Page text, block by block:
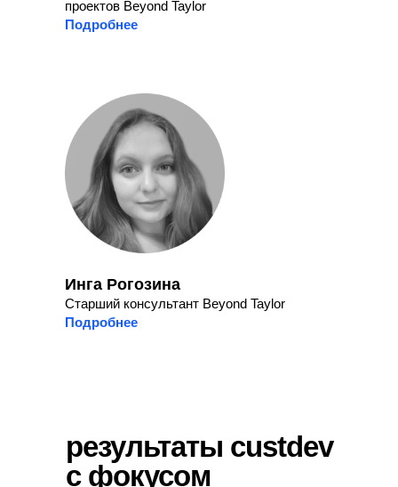
Инга Рогозина
Старший консультант Beyond Taylor
Подробнее
проектов Beyond Taylor
Подробнее
результаты сustdev
с фокусом